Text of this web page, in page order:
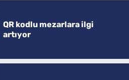
QR kodlu mezarlara ilgi
artıyor